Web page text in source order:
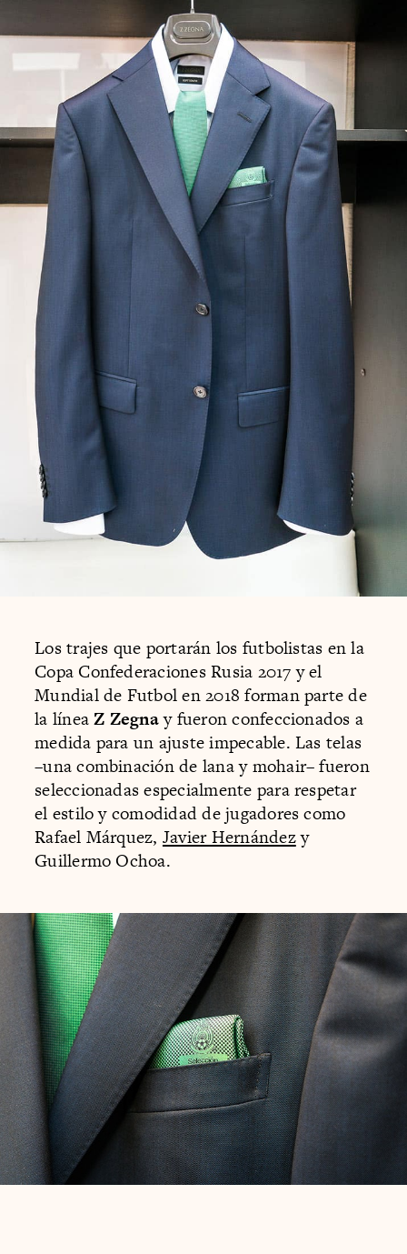
Los trajes que portarán los futbolistas en la
Copa Confederaciones Rusia 2017 y el
Mundial de Futbol en 2018 forman parte de
la líneaZ Zegnay fueron confeccionados a
medida para un ajuste impecable. Las telas
–una combinación de lana y mohair– fueron
seleccionadas especialmente para respetar
el estilo y comodidad de jugadores como
Rafael Márquez, Javier Hernándezy
Guillermo Ochoa.